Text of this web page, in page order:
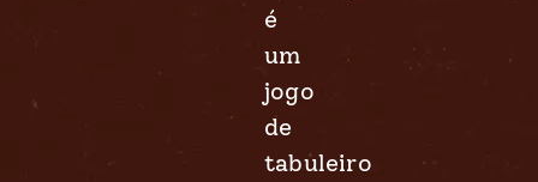
é
um
jogo
de
tabuleiro